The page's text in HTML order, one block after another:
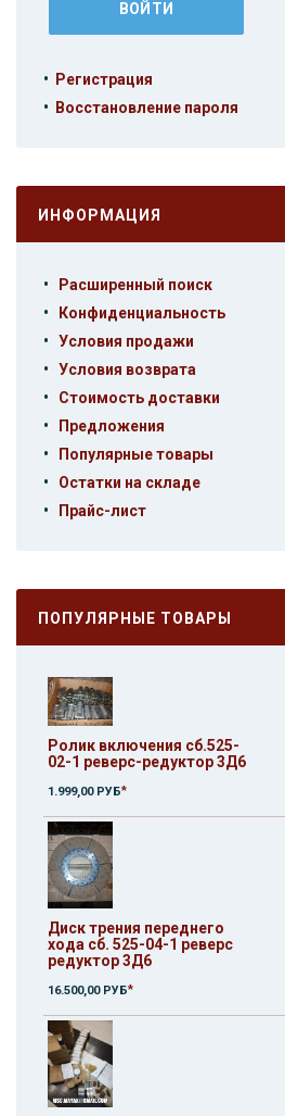
• Регистрация
• Восстановление пароля
ИНФОРМАЦИЯ
• Расширенный поиск
• Конфиденциальность
• Условия продажи
• Условия возврата
• Стоимость доставки
• Предложения
• Популярные товары
• Остатки на складе
• Прайс-лист
ПОПУЛЯРНЫЕ ТОВАРЫ
Ролик включения сб.525-
02-1 реверс-редуктор 3Д6
1.999,00 РУБ*
Диск трения переднего
хода сб. 525-04-1 реверс
редуктор 3Д6
16.500,00 РУБ*